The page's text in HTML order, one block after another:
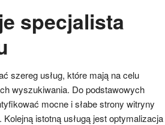
specjalista
szereg usług, które mają na celu
wyszukiwania. Do podstawowych
mocne i słabe strony witryny
istotną usługą jest optymalizacja